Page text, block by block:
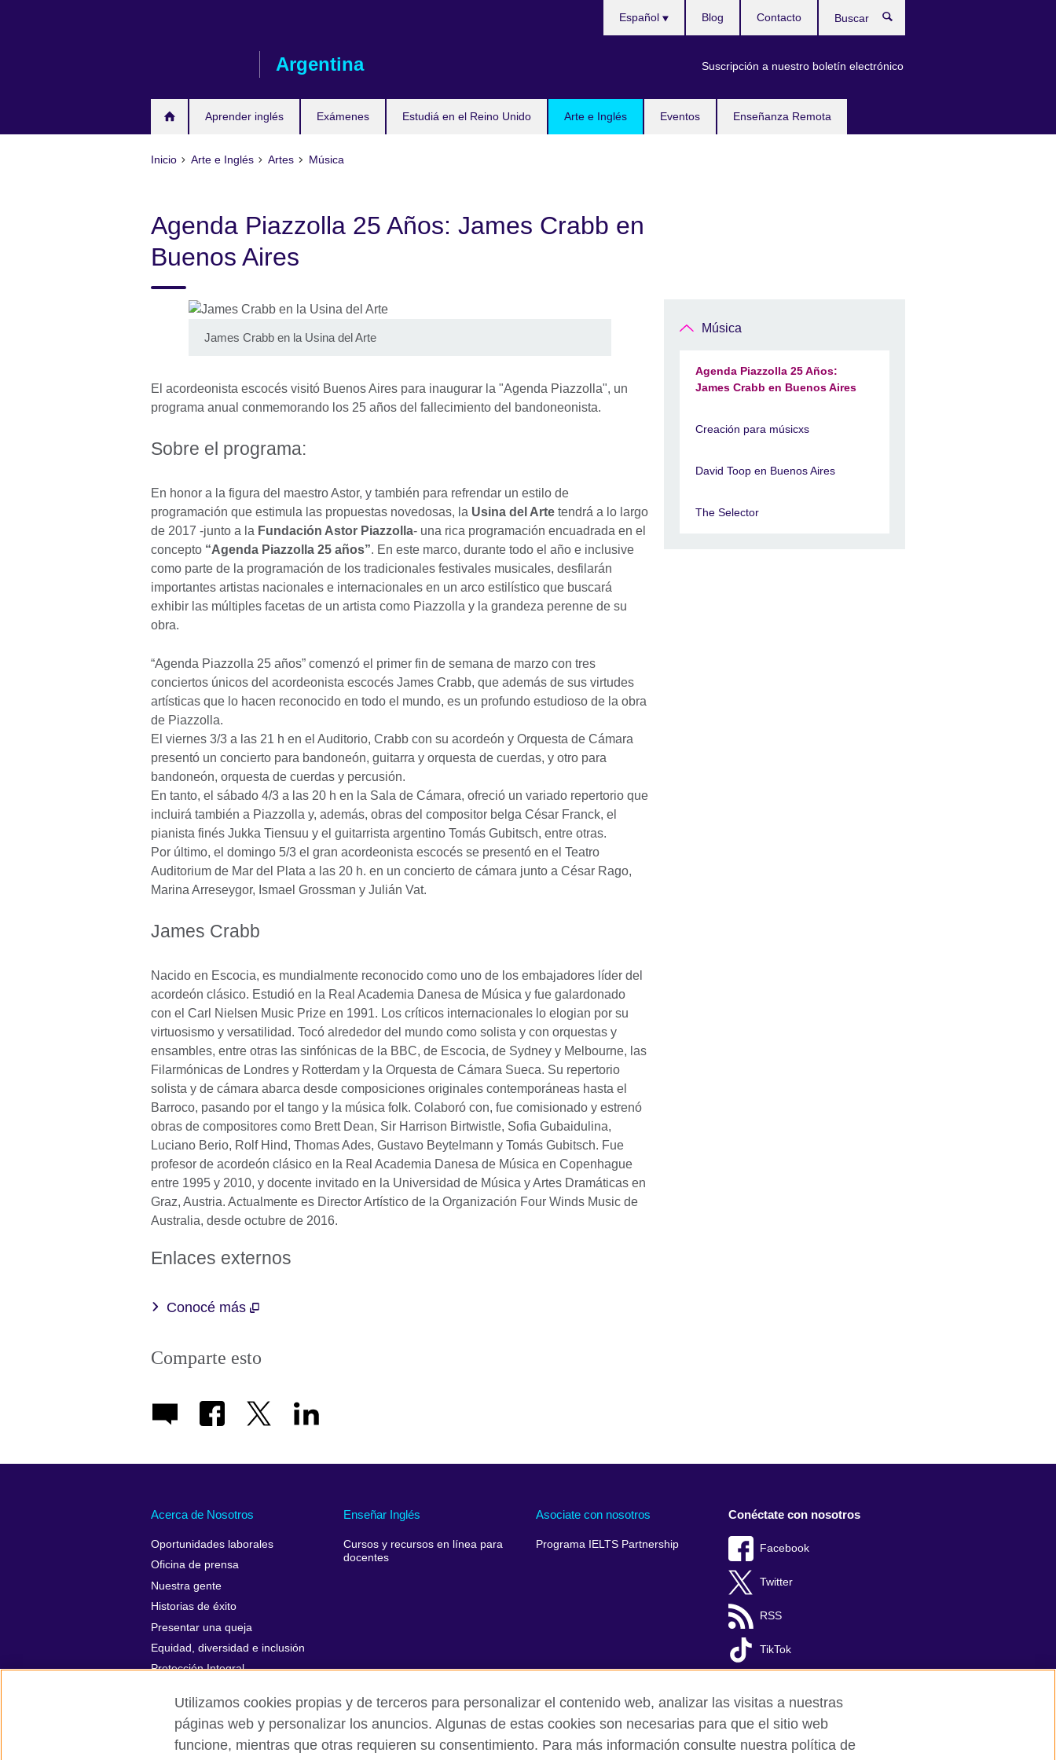
Argentina
Aprender inglés Exámenes Estudiá en el Reino Unido Arte e Inglés Eventos Enseñanza Remota
Español
Suscripción a nuestro boletín electrónico
Blog Contacto
Inicio Arte e Inglés Artes Música
Agenda Piazzolla 25 Años: James Crabb en
Buenos Aires
James Crabb en la Usina del Arte
El acordeonista escocés visitó Buenos Aires para inaugurar la "Agenda Piazzolla", un
programa anual conmemorando los 25 años del fallecimiento del bandoneonista.
Sobre el programa:
En honor a la figura del maestro Astor, y también para refrendar un estilo de
programación que estimula las propuestas novedosas, la Usina del Arte tendrá a lo largo
de 2017 -junto a la Fundación Astor Piazzolla- una rica programación encuadrada en el
concepto “Agenda Piazzolla 25 años”. En este marco, durante todo el año e inclusive
como parte de la programación de los tradicionales festivales musicales, desfilarán
importantes artistas nacionales e internacionales en un arco estilístico que buscará
exhibir las múltiples facetas de un artista como Piazzolla y la grandeza perenne de su
obra.
“Agenda Piazzolla 25 años” comenzó el primer fin de semana de marzo con tres
conciertos únicos del acordeonista escocés James Crabb, que además de sus virtudes
artísticas que lo hacen reconocido en todo el mundo, es un profundo estudioso de la obra
de Piazzolla.
El viernes 3/3 a las 21 h en el Auditorio, Crabb con su acordeón y Orquesta de Cámara
presentó un concierto para bandoneón, guitarra y orquesta de cuerdas, y otro para
bandoneón, orquesta de cuerdas y percusión.
En tanto, el sábado 4/3 a las 20 h en la Sala de Cámara, ofreció un variado repertorio que
incluirá también a Piazzolla y, además, obras del compositor belga César Franck, el
pianista finés Jukka Tiensuu y el guitarrista argentino Tomás Gubitsch, entre otras.
Por último, el domingo 5/3 el gran acordeonista escocés se presentó en el Teatro
Auditorium de Mar del Plata a las 20 h. en un concierto de cámara junto a César Rago,
Marina Arreseygor, Ismael Grossman y Julián Vat.
James Crabb
Nacido en Escocia, es mundialmente reconocido como uno de los embajadores líder del
acordeón clásico. Estudió en la Real Academia Danesa de Música y fue galardonado
con el Carl Nielsen Music Prize en 1991. Los críticos internacionales lo elogian por su
virtuosismo y versatilidad. Tocó alrededor del mundo como solista y con orquestas y
ensambles, entre otras las sinfónicas de la BBC, de Escocia, de Sydney y Melbourne, las
Filarmónicas de Londres y Rotterdam y la Orquesta de Cámara Sueca. Su repertorio
solista y de cámara abarca desde composiciones originales contemporáneas hasta el
Barroco, pasando por el tango y la música folk. Colaboró con, fue comisionado y estrenó
obras de compositores como Brett Dean, Sir Harrison Birtwistle, Sofia Gubaidulina,
Luciano Berio, Rolf Hind, Thomas Ades, Gustavo Beytelmann y Tomás Gubitsch. Fue
profesor de acordeón clásico en la Real Academia Danesa de Música en Copenhague
entre 1995 y 2010, y docente invitado en la Universidad de Música y Artes Dramáticas en
Graz, Austria. Actualmente es Director Artístico de la Organización Four Winds Music de
Australia, desde octubre de 2016.
Enlaces externos
Conocé más
Comparte esto
Música
Agenda Piazzolla 25 Años:
James Crabb en Buenos Aires
Creación para músicxs
David Toop en Buenos Aires
The Selector
Acerca de Nosotros
Oportunidades laborales
Oficina de prensa
Nuestra gente
Historias de éxito
Presentar una queja
Equidad, diversidad e inclusión
Protección Integral
Enseñar Inglés
Cursos y recursos en línea para
docentes
Asociate con nosotros
Programa IELTS Partnership
Conéctate con nosotros
Facebook
Twitter
RSS
TikTok
British Council Global Políticas de privacidad y condiciones de uso Cookies Quejas y comentarios Mapa del sitio
Utilizamos cookies propias y de terceros para personalizar el contenido web, analizar las visitas a nuestras
páginas web y personalizar los anuncios. Algunas de estas cookies son necesarias para que el sitio web
funcione, mientras que otras requieren su consentimiento. Para más información consulte nuestra política de